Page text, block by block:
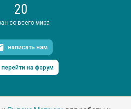
20
со всего мира
написать нам
перейти на форум